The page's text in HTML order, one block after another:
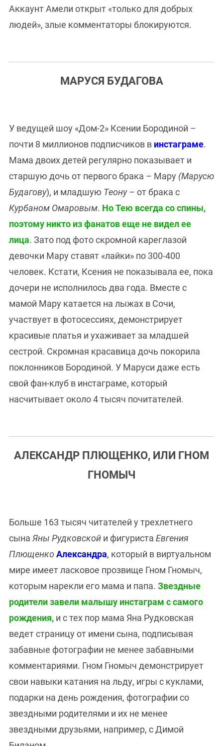
Аккаунт Амели открыт «только для добрых
людей», злые комментаторы блокируются.
МАРУСЯ БУДАГОВА
У ведущей шоу «Дом-2» Ксении Бородиной –
почти 8 миллионов подписчиков в инстаграме.
Мама двоих детей регулярно показывает и
старшую дочь от первого брака – Мару (Марусю
Будагову), и младшую Теону– от брака с
Курбаном Омаровым. Но Тею всегда со спины,
поэтому никто из фанатов еще не видел ее
лица. Зато под фото скромной кареглазой
девочки Мару ставят «лайки» по 300-400
человек. Кстати, Ксения не показывала ее, пока
дочери не исполнилось два года. Вместе с
мамой Мару катается на лыжах в Сочи,
участвует в фотосессиях, демонстрирует
красивые платья и ухаживает за младшей
сестрой. Скромная красавица дочь покорила
поклонников Бородиной. У Маруси даже есть
свой фан-клуб в инстаграме, который
насчитывает около 4 тысяч почитателей.
АЛЕКСАНДР ПЛЮЩЕНКО, ИЛИ ГНОМ
ГНОМЫЧ
Больше 163 тысяч читателей у трехлетнего
сына Яны Рудковской и фигуриста Евгения
ПлющенкоАлександра, который в виртуальном
мире имеет ласковое прозвище Гном Гномыч,
которым нарекли его мама и папа. Звездные
родители завели малышу инстаграм с самого
рождения, и с тех пор мама Яна Рудковская
ведет страницу от имени сына, подписывая
забавные фотографии не менее забавными
комментариями. Гном Гномыч демонстрирует
свои навыки катания на льду, игры с куклами,
подарки на день рождения, фотографии со
звездными родителями и их не менее
звездными друзьями, например, с Димой